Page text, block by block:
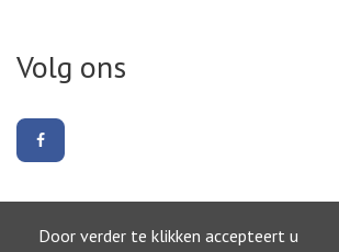
Door verder te klikken accepteert u
Volg ons
ons